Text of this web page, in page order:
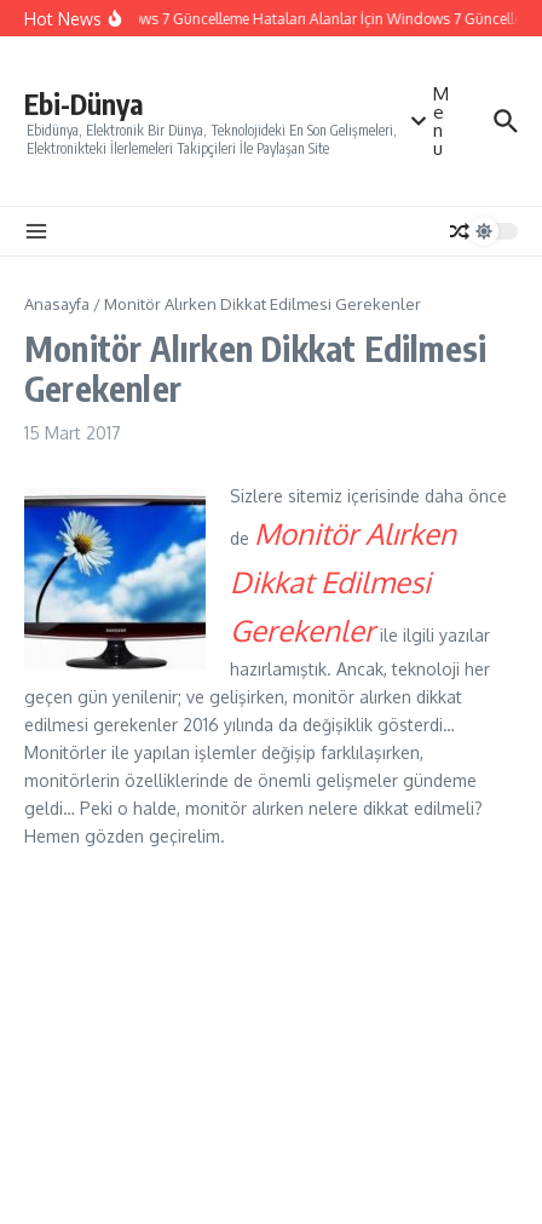
İçeriğe atla
Hot NewsWindows 7 Güncelleme Hataları Alanlar İçin Windows 7 Güncelleme
Ebi-Dünya
Ebidünya, Elektronik Bir Dünya, Teknolojideki En Son Gelişmeleri,
Elektronikteki İlerlemeleri Takipçileri İle Paylaşan Site
M
e
n
u
Anasayfa / Monitör Alırken Dikkat Edilmesi Gerekenler
Monitör Alırken Dikkat Edilmesi
Gerekenler
15 Mart 2017
Sizlere sitemiz içerisinde daha önce
de Monitör Alırken
Dikkat Edilmesi
Gerekenlerile ilgili yazılar
hazırlamıştık. Ancak, teknoloji her
geçen gün yenilenir; ve gelişirken, monitör alırken dikkat
edilmesi gerekenler 2016 yılında da değişiklik gösterdi…
Monitörler ile yapılan işlemler değişip farklılaşırken,
monitörlerin özelliklerinde de önemli gelişmeler gündeme
geldi… Peki o halde, monitör alırken nelere dikkat edilmeli?
Hemen gözden geçirelim.